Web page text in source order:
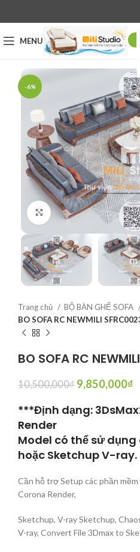
MENU
-6%
Click to enlarge
Trang chủ
BỘ BÀN GHẾ SOFA
BO SOFA RC NEWMILI
BO SOFA RC
10,500,000₫ 9,850,000₫
***Định dạng:
Render
Model có thể sử
hoặc Sketchup V-ray.
Cần hỗ trợ Setup các phần
Corona Render,
Sketchup, V-ray Sketchup,
V-ray, Convert File 3Dmax to